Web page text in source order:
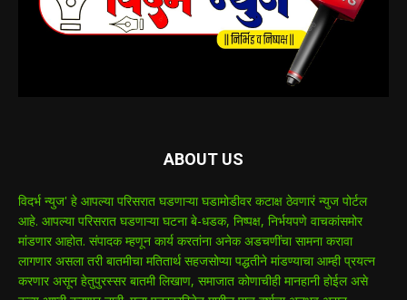
ABOUT US
विदर्भ न्युज' हे आपल्या परिसरात घडणाऱ्या घडामोडीवर कटाक्ष ठेवणारं न्युज पोर्टल
आहे. आपल्या परिसरात घडणाऱ्या घटना बे-धडक, निष्पक्ष, निर्भयपणे वाचकांसमोर
मांडणार आहोत. संपादक म्हणून कार्य करतांना अनेक अडचणींचा सामना करावा
लागणार असला तरी बातमीचा मतितार्थ सहजसोप्या पद्धतीने मांडण्याचा आम्ही प्रयत्न
करणार असून हेतुपुरस्सर बातमी लिखाण, समाजात कोणाचीही मानहानी होईल असे